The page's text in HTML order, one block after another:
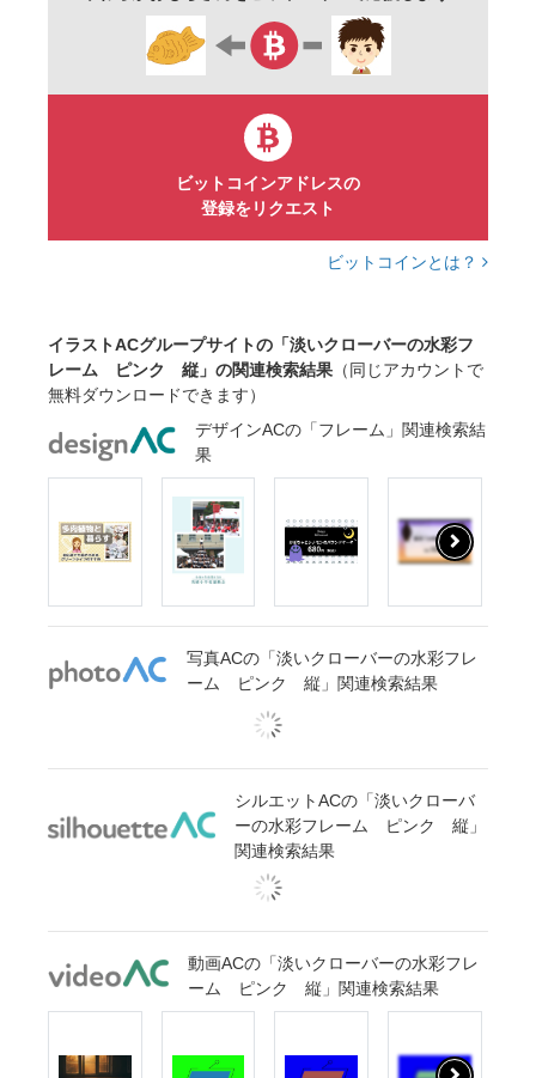
装飾 飾り枠 縦
ビットコインアドレスの
登録をリクエスト
ビットコインとは？
イラストACグループサイトの「淡いクローバーの水彩フ
レーム ピンク 縦」の関連検索結果 （同じアカウントで
無料ダウンロードできます）
デザインACの「フレーム」関連検索結
果
写真ACの「淡いクローバーの水彩フレ
ーム ピンク 縦」関連検索結果
シルエットACの「淡いクローバ
ーの水彩フレーム ピンク 縦」
関連検索結果
動画ACの「淡いクローバーの水彩フレ
ーム ピンク 縦」関連検索結果